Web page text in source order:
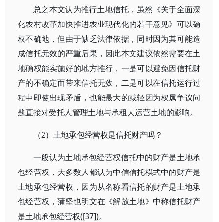
总之本文认为推行土地信托，虽然《关于全面深
化农村改革加快推进农业现代化的若干意见》可以确
权不确地，但由于缺乏法律依据，同时因为其可能造
成信托无效的严重后果，因此本文建议依然需要在土
地确权能实施好的地方推行，一是可以避免因信托财
产的不确定而带来信托无效，二是可以在信托运行过
程中即使出现矛盾，也能最大的减轻因为权属争议问
题直接对受托人管理土地与承租人运营土地的影响。
（2）土地承包经营权是信托财产吗？
一般认为土地承包经营权信托中的财产是土地承
包经营权，大多数人都认为中信信托模式中的财产是
土地承包经营权，因为从名称看信托的财产是土地承
包经营权，蒲坚也明文在《解放土地》中称信托财产
是土地承包经营权([37])。